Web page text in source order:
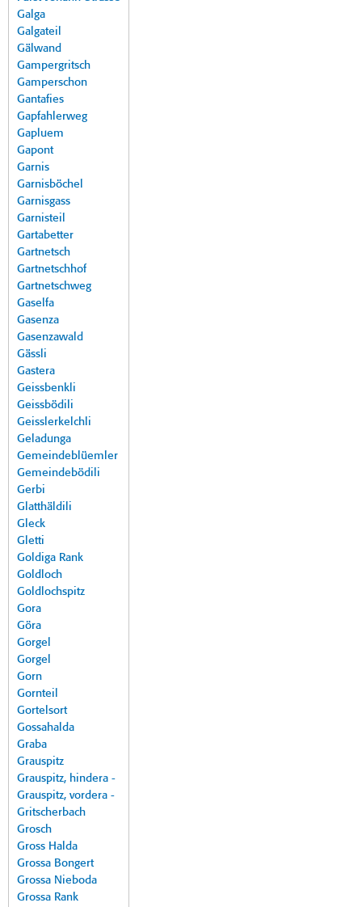
Galga
Galgateil
Gälwand
Gampergritsch
Gamperschon
Gantafies
Gapfahlerweg
Gapluem
Gapont
Garnis
Garnisböchel
Garnisgass
Garnisteil
Gartabetter
Gartnetsch
Gartnetschhof
Gartnetschweg
Gaselfa
Gasenza
Gasenzawald
Gässli
Gastera
Geissbenkli
Geissbödili
Geisslerkelchli
Geladunga
Gemeindeblüemler
Gemeindebödili
Gerbi
Glatthäldili
Gleck
Gletti
Goldiga Rank
Goldloch
Goldlochspitz
Gora
Göra
Gorgel
Gorgel
Gorn
Gornteil
Gortelsort
Gossahalda
Graba
Grauspitz
Grauspitz, hindera -
Grauspitz, vordera -
Gritscherbach
Grosch
Gross Halda
Grossa Bongert
Grossa Nieboda
Grossa Rank